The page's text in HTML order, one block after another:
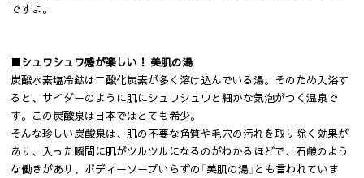
ですよ。
■シュワシュワ感が楽しい！ 美肌の湯
炭酸水素塩冷鉱は二酸化炭素が多く溶け込んでいる湯。そのため入浴す
ると、サイダーのように肌にシュワシュワと細かな気泡がつく温泉で
す。この炭酸泉は日本ではとても希少。
そんな珍しい炭酸泉は、肌の不要な角質や毛穴の汚れを取り除く効果が
あり、入った瞬間に肌がツルツルになるのがわかるほどで、石鹸のよう
な働きがあり、ボディーソープいらずの「美肌の湯」とも言われていま